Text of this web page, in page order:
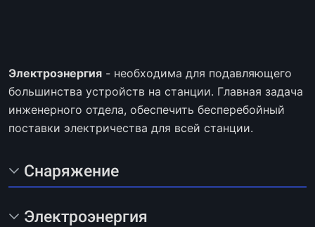
Электроэнергия - необходима для подавляющего
большинства устройств на станции. Главная задача
инженерного отдела, обеспечить бесперебойный
поставки электричества для всей станции.
Снаряжение
Электроэнергия